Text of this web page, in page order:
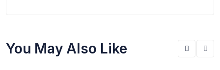
You May Also Like